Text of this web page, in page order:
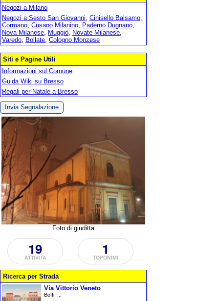
Negozi a Milano
Negozi a Sesto San Giovanni, Cinisello Balsamo,
Cormano, Cusano Milanino, Paderno Dugnano,
Nova Milanese, Muggiò, Novate Milanese,
Varedo, Bollate, Cologno Monzese
Siti e Pagine Utili
Informazioni sul Comune
Guida Wiki su Bresso
Regali per Natale a Bresso
Invia Segnalazione
Foto di giuditta
19
ATTIVITÀ 1
TOPONIMI
Ricerca per Strada
Via Vittorio Veneto
Boffi, ...